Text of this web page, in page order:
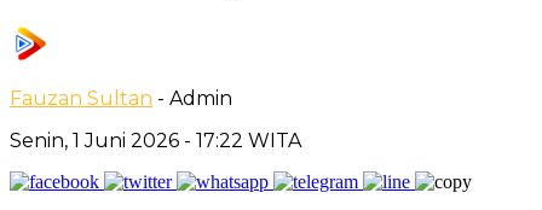
Fauzan Sultan - Admin
Senin, 1 Juni 2026 - 17:22 WITA